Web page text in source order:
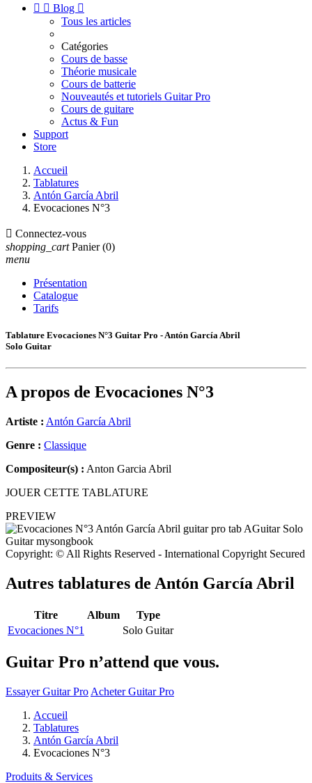
  Blog 
Tous les articles
Catégories
Cours de basse
Théorie musicale
Cours de batterie
Nouveautés et tutoriels Guitar Pro
Cours de guitare
Actus & Fun
Support
Store
Accueil
Tablatures
Antón García Abril
Evocaciones N°3
 Connectez-vous
shopping_cart Panier (0)
menu
Présentation
Catalogue
Tarifs
Tablature Evocaciones N°3 Guitar Pro - Antón García Abril
Solo Guitar
A propos de Evocaciones N°3
Artiste : Antón García Abril
Genre : Classique
Compositeur(s) : Anton Garcia Abril
JOUER CETTE TABLATURE
PREVIEW
Copyright: © All Rights Reserved - International Copyright Secured
Autres tablatures de Antón García Abril
Titre Album
Type
Evocaciones N°1
Solo Guitar
Guitar Pro n’attend que vous.
Essayer Guitar Pro Acheter Guitar Pro
Accueil
Tablatures
Antón García Abril
Evocaciones N°3
Produits & Services